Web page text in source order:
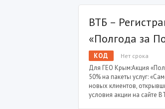
ВТБ –
«Полгода за
КОД Нет срока
Для ГЕО Крым:Акция
50% на пакеты услуг:
новых клиентов,
условия акции на сайте